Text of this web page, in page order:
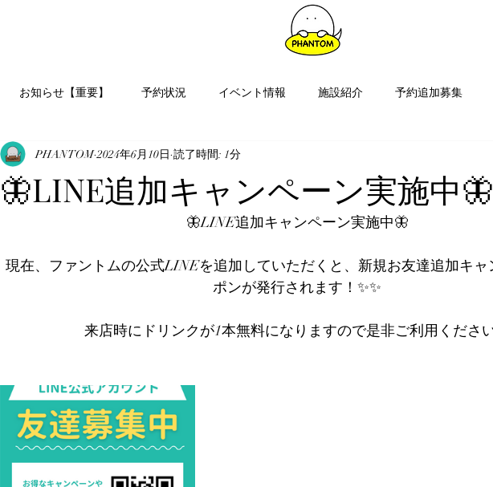
お知らせ【重要】 予約状況 イベント情報 施設紹介 予約追加募集
🦋LINE追加キャンペーン実施中🦋
PHANTOM 2024年6月10日 読了時間: 1分
🦋LINE追加キャンペーン実施中🦋
現在、ファントムの公式LINEを追加していただくと、新規お友達追加キャ
ポンが発行されます！✨✨
来店時にドリンクが1本無料になりますので是非ご利用くださ